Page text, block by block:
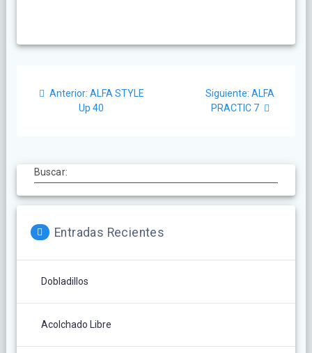
Anterior: ALFA STYLE
Up 40
Siguiente: ALFA
PRACTIC 7
Buscar:
Entradas Recientes
Dobladillos
Acolchado Libre